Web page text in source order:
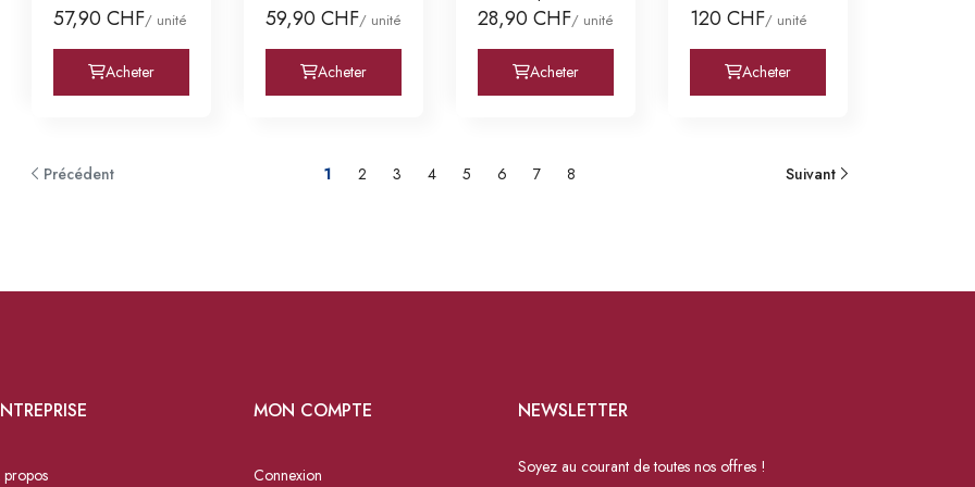
57,90 CHF/ unité
Acheter
59,90 CHF/ unité
Acheter
DOCG
28,90 CHF/ unité
Acheter
Banfi
120 CHF/ unité
Acheter
Précédent 1 2 3 4 5 6 7 8 Suivant
propos
MON COMPTE
Connexion
NEWSLETTER
Soyez au courant de toutes nos offres !